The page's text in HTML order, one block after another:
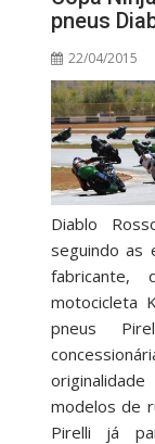
pneus
22/04/2015
Diablo
seguindo as
motocicleta
pneus
modelos de
Pirelli já